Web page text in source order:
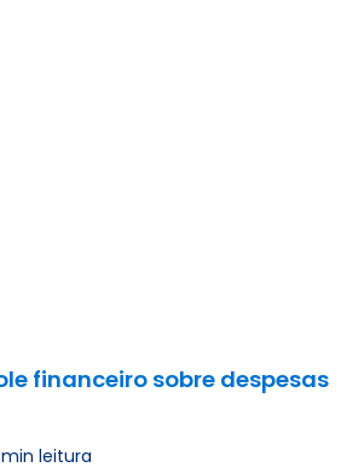
financeiro sobre despesas
leitura